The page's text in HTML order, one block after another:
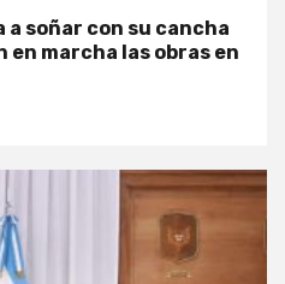
soñar con su cancha
en marcha las obras en